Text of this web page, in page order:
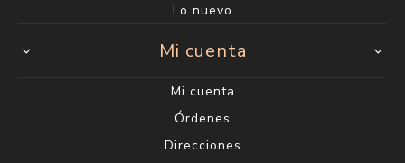
Lo nuevo
Mi cuenta
Mi cuenta
Órdenes
Direcciones